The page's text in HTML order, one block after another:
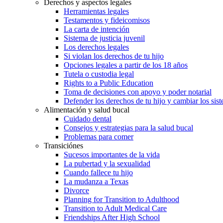
Derechos y aspectos legales
Herramientas legales
Testamentos y fideicomisos
La carta de intención
Sistema de justicia juvenil
Los derechos legales
Si violan los derechos de tu hijo
Opciones legales a partir de los 18 años
Tutela o custodia legal
Rights to a Public Education
Toma de decisiones con apoyo y poder notarial
Defender los derechos de tu hijo y cambiar los
Alimentación y salud bucal
Cuidado dental
Consejos y estrategias para la salud bucal
Problemas para comer
Transiciónes
Sucesos importantes de la vida
La pubertad y la sexualidad
Cuando fallece tu hijo
La mudanza a Texas
Divorce
Planning for Transition to Adulthood
Transition to Adult Medical Care
Friendships After High School